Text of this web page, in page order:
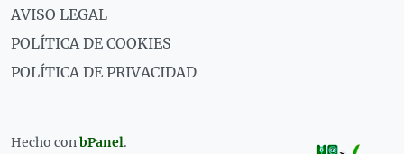
AVISO LEGAL
POLÍTICA DE COOKIES
POLÍTICA DE PRIVACIDAD
Hecho conbPanel.